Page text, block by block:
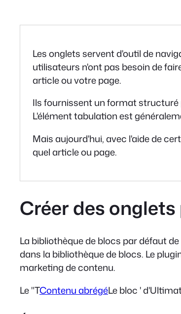
Les onglets servent d'outil de
utilisateurs n'ont pas besoin de
article ou votre page.
Ils fournissent un format
L'élément tabulation est
Mais aujourd'hui, avec l'aide de
quel article ou page.
Créer des
La bibliothèque de blocs par défaut
dans la bibliothèque de blocs. Le
marketing de contenu.
Le "TContenu abrégéLe bloc '